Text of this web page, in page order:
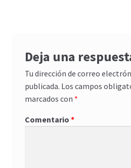
Deja una
Tu dirección de correo
publicada. Los campos
marcados con *
Comentario *